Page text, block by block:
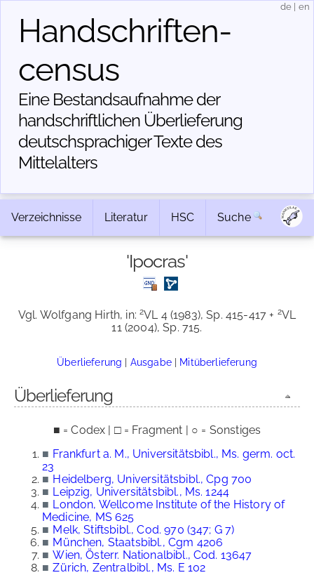
Handschriften­
census
Eine Bestandsaufnahme der
handschriftlichen Über­lieferung
deutschsprachiger Texte des
Mittelalters
de en
Verzeichnisse Literatur HSC Suche
'Ipocras'
Vgl. Wolfgang Hirth, in: 2VL 4 (1983), Sp. 415-417 + 2VL
11 (2004), Sp. 715.
Überlieferung | Ausgabe| Mitüberlieferung
Überlieferung
■ = Codex | □ = Fragment | ○ = Sonstiges
■ Frankfurt a. M., Universitätsbibl., Ms. germ. oct.
23
■ Heidelberg, Universitätsbibl., Cpg 700
■ Leipzig, Universitätsbibl., Ms. 1244
■ London, Wellcome Institute of the History of
Medicine, MS 625
■ Melk, Stiftsbibl., Cod. 970 (347; G 7)
■ München, Staatsbibl., Cgm 4206
■ Wien, Österr. Nationalbibl., Cod. 13647
■ Zürich, Zentralbibl., Ms. E 102